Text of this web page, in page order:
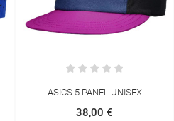
ASICS 5 PANEL UNISEX
38,00 €